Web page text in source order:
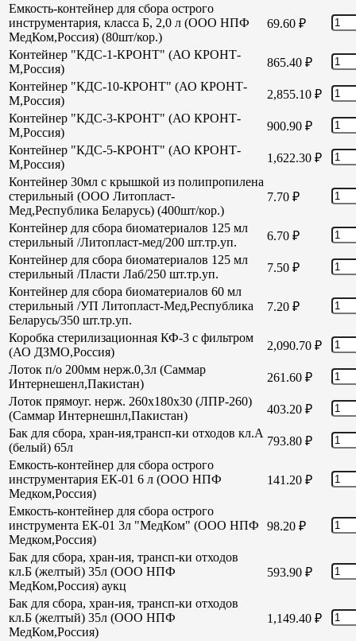
Емкость-контейнер для сбора острого
инструментария, класса Б, 2,0 л (ООО НПФ
МедКом,Россия) (80шт/кор.)
69.60 ₽
Контейнер "КДС-1-КРОНТ" (АО КРОНТ-
М,Россия)
865.40 ₽
Контейнер "КДС-10-КРОНТ" (АО КРОНТ-
М,Россия)
2,855.10 ₽
Контейнер "КДС-3-КРОНТ" (АО КРОНТ-
М,Россия)
900.90 ₽
Контейнер "КДС-5-КРОНТ" (АО КРОНТ-
М,Россия)
1,622.30 ₽
Контейнер 30мл с крышкой из полипропилена
стерильный (ООО Литопласт-
Мед,Республика Беларусь) (400шт/кор.)
7.70 ₽
Контейнер для сбора биоматериалов 125 мл
стерильный /Литопласт-мед/200 шт.тр.уп.
6.70 ₽
Контейнер для сбора биоматериалов 125 мл
стерильный /Пласти Лаб/250 шт.тр.уп.
7.50 ₽
Контейнер для сбора биоматериалов 60 мл
стерильный /УП Литопласт-Мед,Республика
Беларусь/350 шт.тр.уп.
7.20 ₽
Коробка стерилизационная КФ-3 с фильтром
(АО ДЗМО,Россия)
2,090.70 ₽
Лоток п/о 200мм нерж.0,3л (Саммар
Интернешенл,Пакистан)
261.60 ₽
Лоток прямоуг. нерж. 260х180х30 (ЛПР-260)
(Саммар Интернешнл,Пакистан)
403.20 ₽
Бак для сбора, хран-ия,трансп-ки отходов кл.А
(белый) 65л
793.80 ₽
Емкость-контейнер для сбора острого
инструментария ЕК-01 6 л (ООО НПФ
Медком,Россия)
141.20 ₽
Емкость-контейнер для сбора острого
инструмента ЕК-01 3л "МедКом" (ООО НПФ
Медком,Россия)
98.20 ₽
Бак для сбора, хран-ия, трансп-ки отходов
кл.Б (желтый) 35л (ООО НПФ
МедКом,Россия) аукц
593.90 ₽
Бак для сбора, хран-ия, трансп-ки отходов
кл.Б (желтый) 35л (ООО НПФ
МедКом,Россия)
1,149.40 ₽